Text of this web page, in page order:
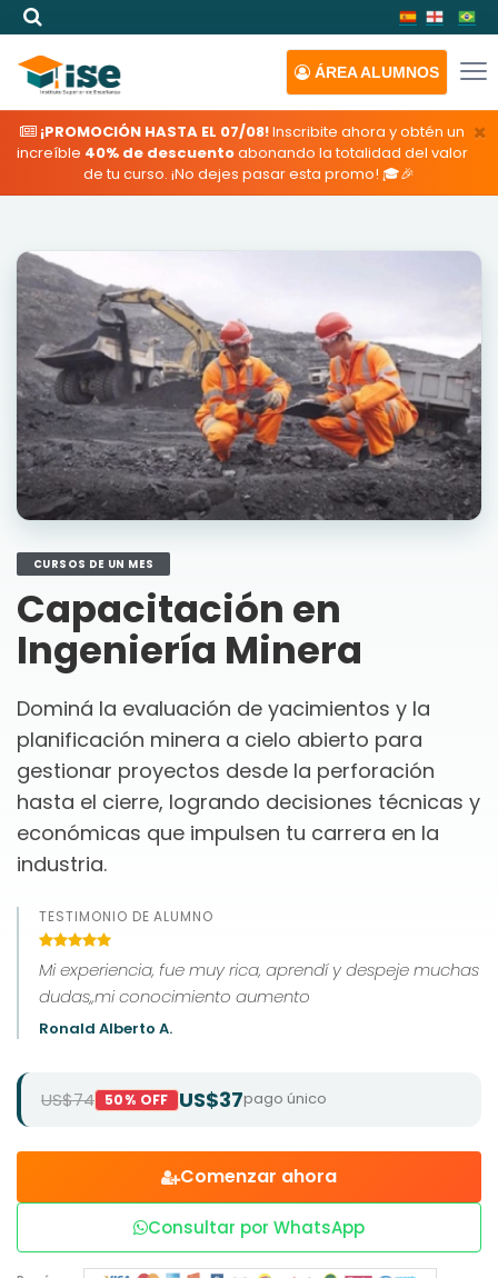
ÁREAALUMNOS
×
¡PROMOCIÓN HASTA EL 07/08!Inscribite ahora y obtén un
increíble 40% de descuentoabonando la totalidad del valor
de tu curso. ¡No dejes pasar esta promo! 🎓🎉
CURSOS DE UN MES
Capacitación en
Ingeniería Minera
Dominá la evaluación de yacimientos y la
planificación minera a cielo abierto para
gestionar proyectos desde la perforación
hasta el cierre, logrando decisiones técnicas y
económicas que impulsen tu carrera en la
industria.
TESTIMONIO DE ALUMNO
Mi experiencia, fue muy rica, aprendí y despeje muchas
dudas,,mi conocimiento aumento
Ronald Alberto A.
US$74 50% OFF US$37pago único
Comenzar ahora
Consultar por WhatsApp